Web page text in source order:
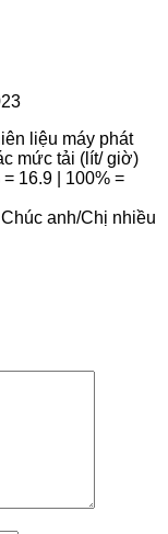
liệu máy phát
mức tải (lít/ giờ)
16.9 | 100% =
anh/Chị nhiều